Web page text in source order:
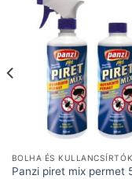
BOLHA ÉS KULLANCSÍRTÓK
Panzi piret mix permet